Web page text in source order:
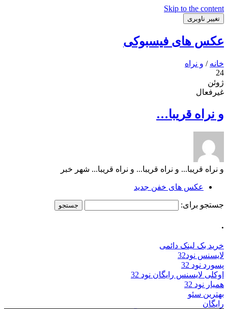
Skip to the content
تغییر ناوبری
عکس های فیسبوکی
خانه / و نراه
24
ژوئن
غیرفعال
و نراه قریبا…
و نراه قریبا... و نراه قریبا... و نراه قریبا... شهر خبر
عکس های خفن جدید
جستجو برای:
.
خرید بک لینک دائمی
لایسنس نود32
پسورد نود 32
اوکلی لایسنس رایگان نود 32
همیار نود 32
بهترین سئو
رایگان